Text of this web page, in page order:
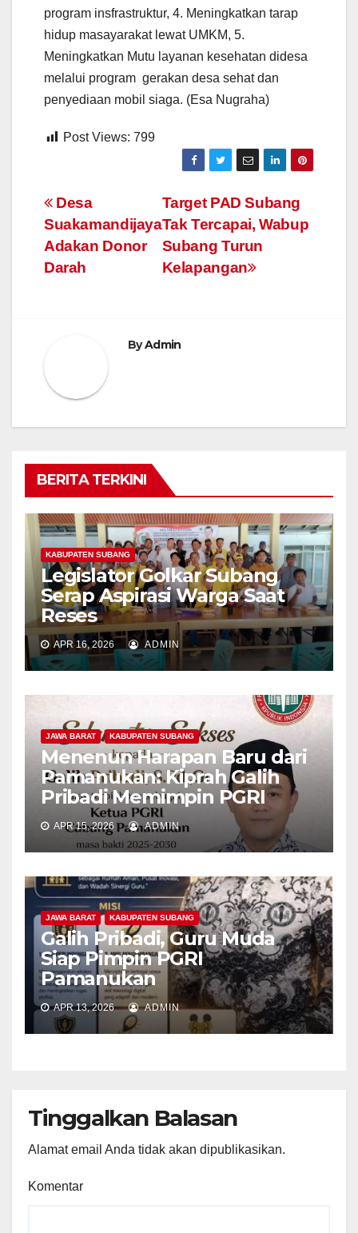
program insfrastruktur, 4. Meningkatkan tarap
hidup masayarakat lewat UMKM, 5.
Meningkatkan Mutu layanan kesehatan didesa
melalui program gerakan desa sehat dan
penyediaan mobil siaga. (Esa Nugraha)
Post Views: 799
Navigasi
pos
Target PAD Subang
Tak Tercapai, Wabup
Subang Turun
Kelapangan
Desa
Suakamandijaya
Adakan Donor
Darah
ByAdmin
BERITA TERKINI
KABUPATEN SUBANG
Legislator Golkar Subang
Serap Aspirasi Warga Saat
Reses
APR 16, 2026 ADMIN
JAWA BARAT KABUPATEN SUBANG
Menenun Harapan Baru dari
Pamanukan: Kiprah Galih
Pribadi Memimpin PGRI
APR 15, 2026 ADMIN
JAWA BARAT KABUPATEN SUBANG
Galih Pribadi, Guru Muda
Siap Pimpin PGRI
Pamanukan
APR 13, 2026 ADMIN
Tinggalkan Balasan
Alamat email Anda tidak akan dipublikasikan.
Komentar